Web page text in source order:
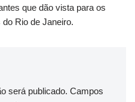
que dão vista para os
Rio de Janeiro.
será publicado. Campos